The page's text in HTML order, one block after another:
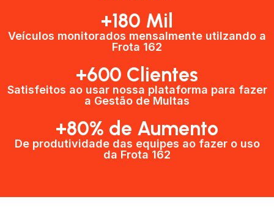
+180 Mil
Veículos monitorados mensalmente utilzando a
Frota 162
+600 Clientes​
Satisfeitos ao usar nossa plataforma para fazer
a Gestão de Multas​
+80% de Aumento
De produtividade das equipes ao fazer o uso
da Frota 162​